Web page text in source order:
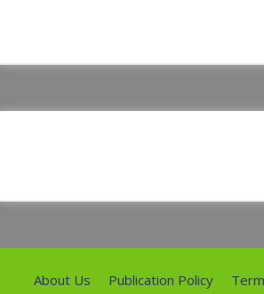
About Us Publication Policy